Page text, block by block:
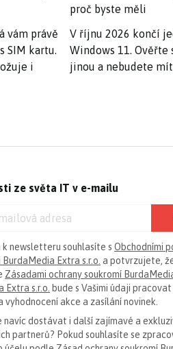
vám právě
SIM kartu.
i
proč byste měli
V říjnu 2026 končí
Windows 11. Ověřte
jinou a nebudete
ze světa IT v e-mailu
k newsletteru souhlasíte s Obchodními
Extra s.r.o. a potvrzujete,
Zásadami ochrany soukromí
Extra s.r.o. bude s Vašimi údaji
vyhodnocení akce a zasílání novinek.
navíc dostávat i další zajímavé a
partnerů? Pokud souhlasíte se